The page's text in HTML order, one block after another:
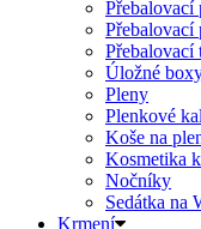
Přebalovací
Přebalovací
Přebalovací
Úložné
Pleny
Plenkové
Koše na
Kosmetika
Nočníky
Sedátka na
Krmení